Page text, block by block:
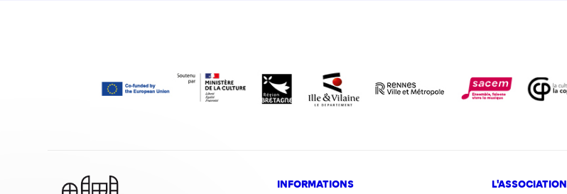
INFORMATIONS L'ASSOCIATION